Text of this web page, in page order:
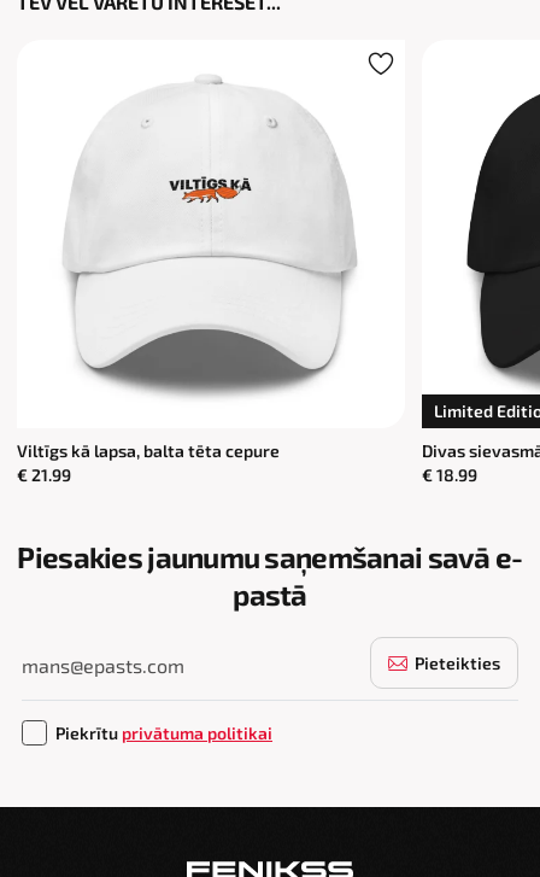
Viltīgs kā lapsa, balta tēta cepure
€ 21.99
Limited
Divas
€ 18.99
Piesakies jaunumu saņemšanai savā e-
pastā
Pieteikties
Piekrītu privātuma politikai